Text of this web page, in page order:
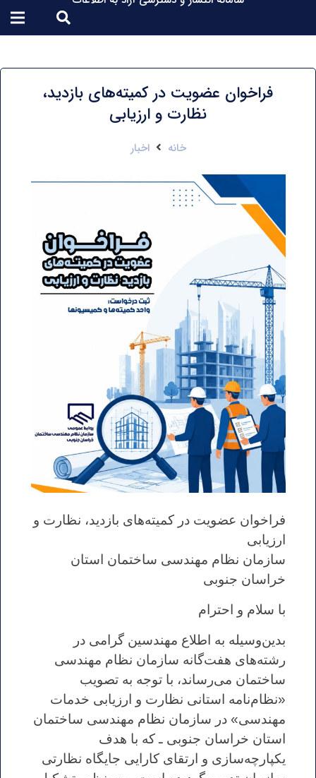
فراخوان عضویت در کمیته‌های بازدید،
نظارت و ارزیابی
خانه اخبار
فراخوان عضویت در کمیته‌های بازدید، نظارت و
ارزیابی
سازمان نظام مهندسی ساختمان استان
خراسان جنوبی
با سلام و احترام
بدین‌وسیله به اطلاع مهندسین گرامی در
رشته‌های هفت‌گانه سازمان نظام مهندسی
ساختمان می‌رساند، با توجه به تصویب
«نظام‌نامه استانی نظارت و ارزیابی خدمات
مهندسی» در سازمان نظام مهندسی ساختمان
استان خراسان جنوبی ـ که با هدف
یکپارچه‌سازی و ارتقای کارایی جایگاه نظارتی